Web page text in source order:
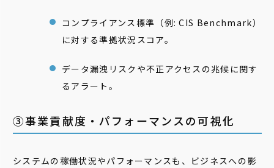
コンプライアンス標準（例: CIS Benchmark）
に対する準拠状況スコア。
データ漏洩リスクや不正アクセスの兆候に関す
るアラート。
③事業貢献度・パフォーマンスの可視化
システムの稼働状況やパフォーマンスも、ビジネスへの影